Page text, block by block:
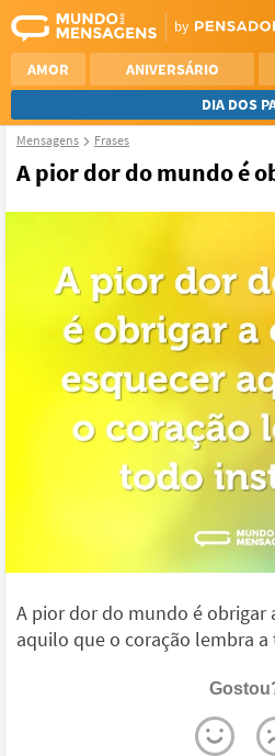
AMOR ANIVERSÁRIO
DIA DOS
REFLEXÃO
Mensagens Frases
A pior dor do mundo é
A pior dor do mundo é obrigar
aquilo que o coração lembra